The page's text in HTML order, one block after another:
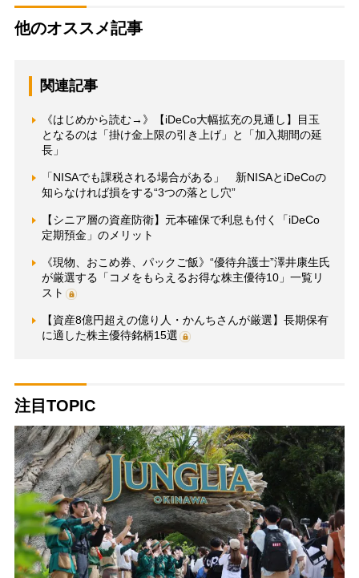
他のオススメ記事
関連記事
《はじめから読む→》【iDeCo大幅拡充の見通し】目玉
となるのは「掛け金上限の引き上げ」と「加入期間の延
長」
「NISAでも課税される場合がある」 新NISAとiDeCoの
知らなければ損をする“3つの落とし穴”
【シニア層の資産防衛】元本確保で利息も付く「iDeCo
定期預金」のメリット
《現物、おこめ券、パックご飯》“優待弁護士”澤井康生氏
が厳選する「コメをもらえるお得な株主優待10」一覧リ
スト
【資産8億円超えの億り人・かんちさんが厳選】長期保有
に適した株主優待銘柄15選
注目TOPIC